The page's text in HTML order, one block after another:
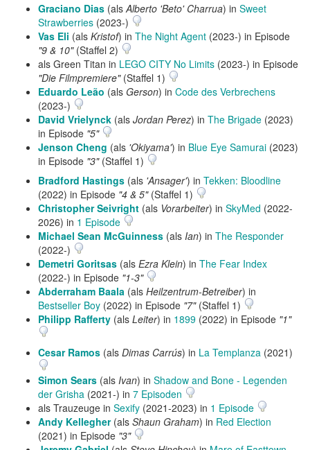
Graciano Dias (als Alberto 'Beto' Charrua) in Sweet
Strawberries (2023-)
Vas Eli (als Kristof) in The Night Agent (2023-) in Episode
"9 & 10"(Staffel 2)
als Green Titan in LEGO CITY No Limits (2023-) in Episode
"Die Filmpremiere"(Staffel 1)
Eduardo Leão (als Gerson) in Code des Verbrechens
(2023-)
David Vrielynck (als Jordan Perez) in The Brigade (2023)
in Episode "5"
Jenson Cheng (als 'Okiyama') in Blue Eye Samurai (2023)
in Episode "3"(Staffel 1)
Bradford Hastings (als 'Ansager') in Tekken: Bloodline
(2022) in Episode "4 & 5"(Staffel 1)
Christopher Seivright (als Vorarbeiter) in SkyMed (2022-
2026) in 1 Episode
Michael Sean McGuinness (als Ian) in The Responder
(2022-)
Demetri Goritsas (als Ezra Klein) in The Fear Index
(2022-) in Episode "1-3"
Abderraham Baala (als Heilzentrum-Betreiber) in
Bestseller Boy (2022) in Episode "7"(Staffel 1)
Philipp Rafferty (als Leiter) in 1899 (2022) in Episode "1"
Cesar Ramos (als Dimas Carrús) in La Templanza (2021)
Simon Sears (als Ivan) in Shadow and Bone - Legenden
der Grisha (2021-) in 7 Episoden
als Trauzeuge in Sexify (2021-2023) in 1 Episode
Andy Kellegher(als Shaun Graham) in Red Election
(2021) in Episode "3"